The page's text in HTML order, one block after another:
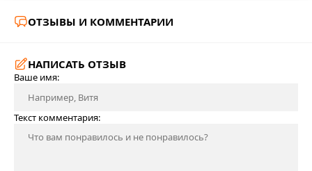
ОТЗЫВЫ И КОММЕНТАРИИ
НАПИСАТЬ ОТЗЫВ
Ваше имя:
Текст комментария: